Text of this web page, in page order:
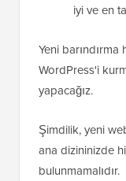
iyi ve en
Yeni barındırma
WordPress'i
yapacağız.
Şimdilik, yeni
ana dizininizde
bulunmamalıdır.